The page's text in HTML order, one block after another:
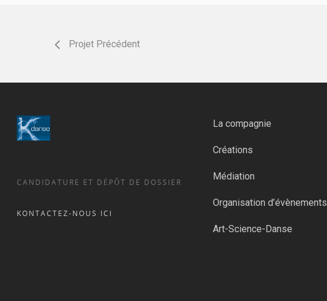
Projet Précédent
CANDIDATURE ET DÉPÔT DE DOSSIER
KONTACTEZ-NOUS ICI
La compagnie
Créations
Médiation
Organisation d’évènements
Art-Science-Danse